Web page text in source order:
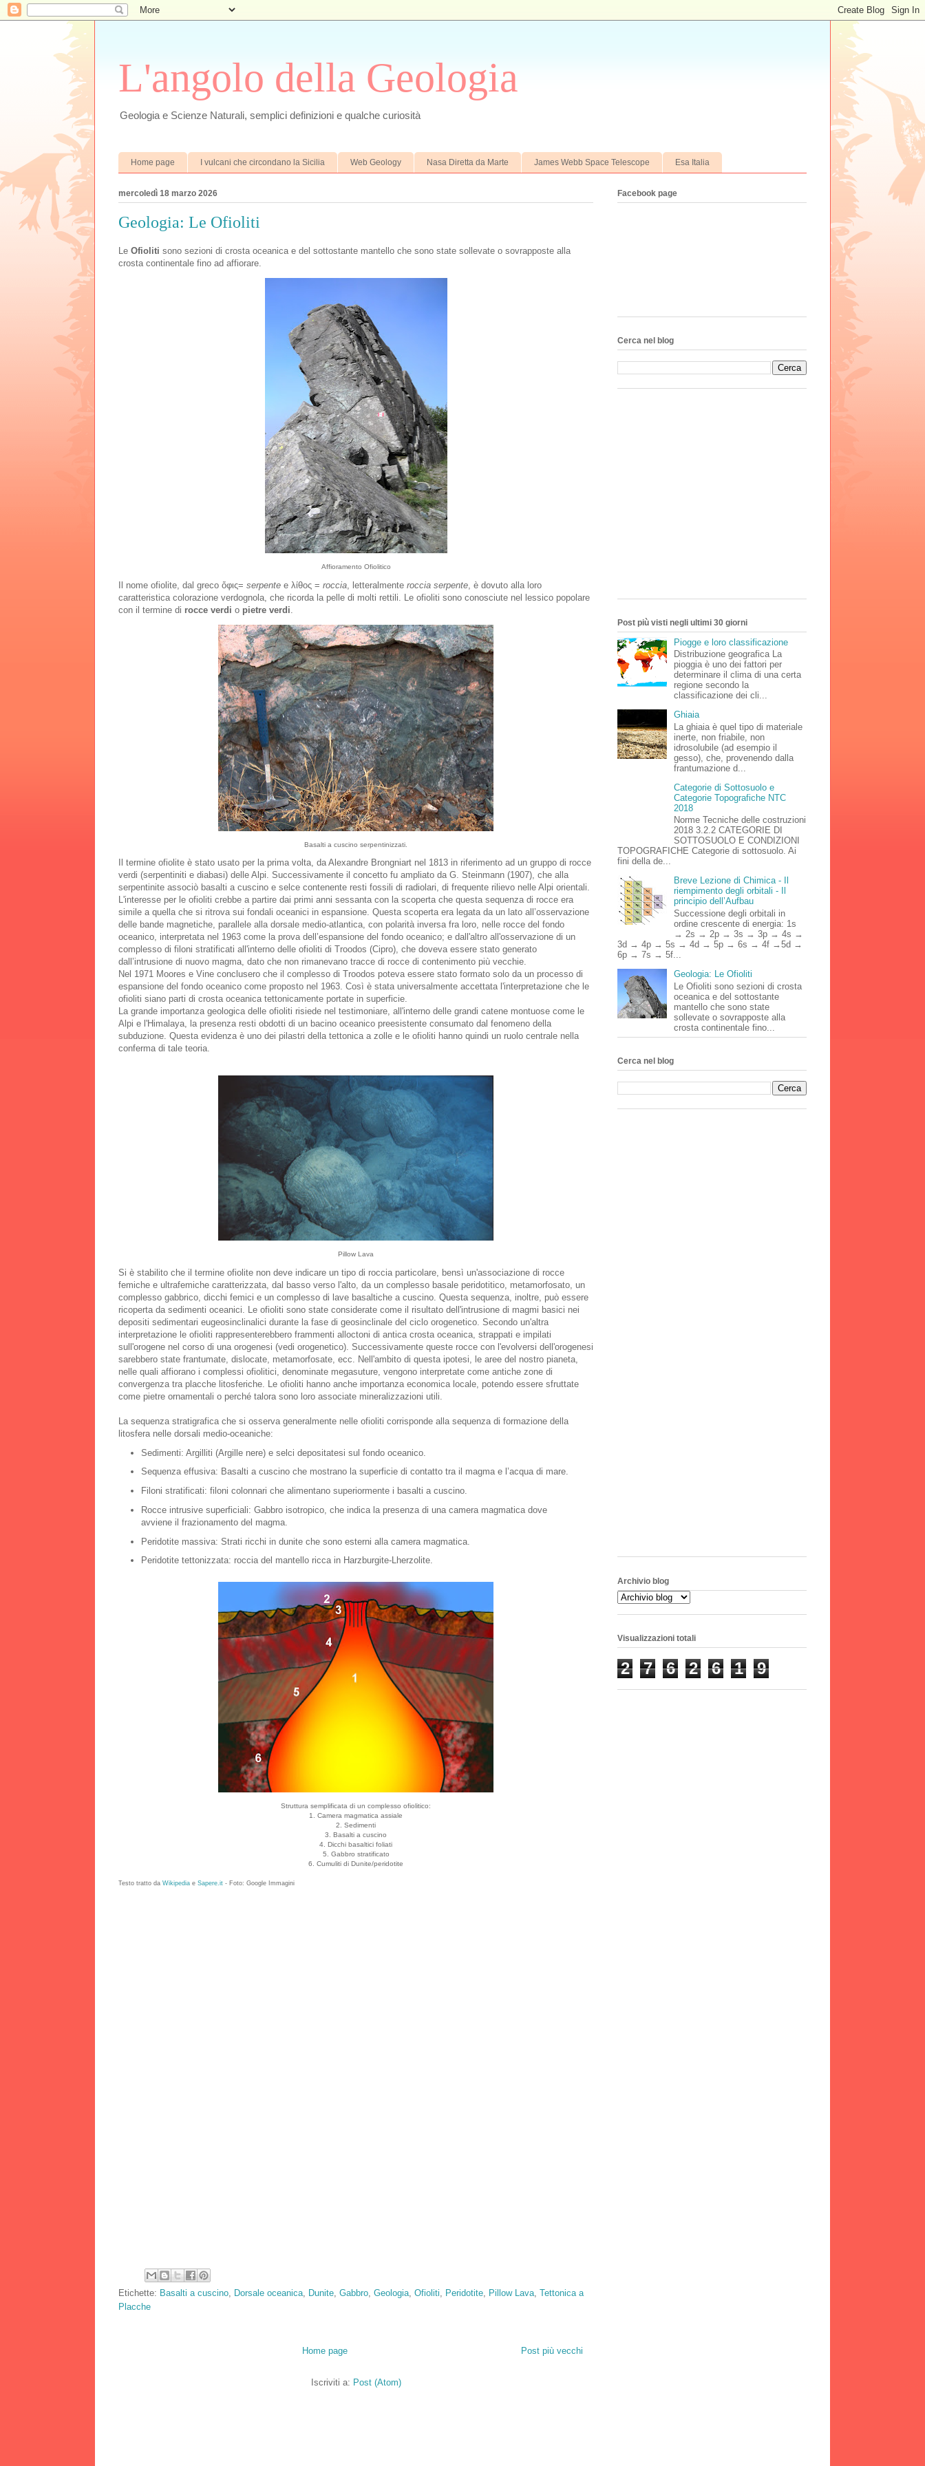
L'angolo della Geologia
Geologia e Scienze Naturali, semplici definizioni e qualche curiosità
Home page I vulcani che circondano la Sicilia Web Geology Nasa Diretta da Marte James Webb Space Telescope Esa Italia
mercoledì 18 marzo 2026
Geologia: Le Ofioliti
Le Ofioliti sono sezioni di crosta oceanica e del sottostante mantello che sono state sollevate o sovrapposte alla
crosta continentale fino ad affiorare.
Affioramento Ofiolitico
Il nome ofiolite, dal greco ὄφις= serpente e λίθος = roccia , letteralmente roccia serpente , è dovuto alla loro
caratteristica colorazione verdognola, che ricorda la pelle di molti rettili. Le ofioliti sono conosciute nel lessico popolare
con il termine di rocce verdi o pietre verdi
Basalti a cuscino serpentinizzati.
Il termine ofiolite è stato usato per la prima volta, da Alexandre Brongniart nel 1813 in riferimento ad un gruppo di rocce
verdi (serpentiniti e diabasi) delle Alpi. Successivamente il concetto fu ampliato da G. Steinmann (1907), che alla
serpentinite associò basalti a cuscino e selce contenente resti fossili di radiolari, di frequente rilievo nelle Alpi orientali.
L'interesse per le ofioliti crebbe a partire dai primi anni sessanta con la scoperta che questa sequenza di rocce era
simile a quella che si ritrova sui fondali oceanici in espansione. Questa scoperta era legata da un lato all’osservazione
delle bande magnetiche, parallele alla dorsale medio-atlantica, con polarità inversa fra loro, nelle rocce del fondo
oceanico, interpretata nel 1963 come la prova dell’espansione del fondo oceanico; e dall'altro all'osservazione di un
complesso di filoni stratificati all'interno delle ofioliti di Troodos (Cipro), che doveva essere stato generato
dall’intrusione di nuovo magma, dato che non rimanevano tracce di rocce di contenimento più vecchie.
Nel 1971 Moores e Vine conclusero che il complesso di Troodos poteva essere stato formato solo da un processo di
espansione del fondo oceanico come proposto nel 1963. Così è stata universalmente accettata l'interpretazione che le
ofioliti siano parti di crosta oceanica tettonicamente portate in superficie.
La grande importanza geologica delle ofioliti risiede nel testimoniare, all'interno delle grandi catene montuose come le
Alpi e l'Himalaya, la presenza resti obdotti di un bacino oceanico preesistente consumato dal fenomeno della
subduzione. Questa evidenza è uno dei pilastri della tettonica a zolle e le ofioliti hanno quindi un ruolo centrale nella
conferma di tale teoria.
Pillow Lava
Si è stabilito che il termine ofiolite non deve indicare un tipo di roccia particolare, bensì un'associazione di rocce
femiche e ultrafemiche caratterizzata, dal basso verso l'alto, da un complesso basale peridotitico, metamorfosato, un
complesso gabbrico, dicchi femici e un complesso di lave basaltiche a cuscino. Questa sequenza, inoltre, può essere
ricoperta da sedimenti oceanici. Le ofioliti sono state considerate come il risultato dell'intrusione di magmi basici nei
depositi sedimentari eugeosinclinalici durante la fase di geosinclinale del ciclo orogenetico. Secondo un'altra
interpretazione le ofioliti rappresenterebbero frammenti alloctoni di antica crosta oceanica, strappati e impilati
sull'orogene nel corso di una orogenesi (vedi orogenetico). Successivamente queste rocce con l'evolversi dell'orogenesi
sarebbero state frantumate, dislocate, metamorfosate, ecc. Nell'ambito di questa ipotesi, le aree del nostro pianeta,
nelle quali affiorano i complessi ofiolitici, denominate megasuture, vengono interpretate come antiche zone di
convergenza tra placche litosferiche. Le ofioliti hanno anche importanza economica locale, potendo essere sfruttate
come pietre ornamentali o perché talora sono loro associate mineralizzazioni utili.
La sequenza stratigrafica che si osserva generalmente nelle ofioliti corrisponde alla sequenza di formazione della
litosfera nelle dorsali medio-oceaniche:
Sedimenti: Argilliti (Argille nere) e selci depositatesi sul fondo oceanico.
Sequenza effusiva: Basalti a cuscino che mostrano la superficie di contatto tra il magma e l’acqua di mare.
Filoni stratificati: filoni colonnari che alimentano superiormente i basalti a cuscino.
Rocce intrusive superficiali: Gabbro isotropico, che indica la presenza di una camera magmatica dove
avviene il frazionamento del magma.
Peridotite massiva: Strati ricchi in dunite che sono esterni alla camera magmatica.
Peridotite tettonizzata: roccia del mantello ricca in Harzburgite-Lherzolite.
Struttura semplificata di un complesso ofiolitico:
1. Camera magmatica assiale
2. Sedimenti
3. Basalti a cuscino
4. Dicchi basaltici foliati
5. Gabbro stratificato
6. Cumuliti di Dunite/peridotite
Testo tratto da Wikipedia e Sapere.it - Foto: Google Immagini
Etichette: Basalti a cuscino Dorsale oceanica Dunite Gabbro Geologia Ofioliti Peridotite Pillow Lava Tettonica a
Placche
Post più vecchi
Home page
Iscriviti a: Post (Atom)
Facebook page
Cerca nel blog
Post più visti negli ultimi 30 giorni
Piogge e loro classificazione
Distribuzione geografica La
pioggia è uno dei fattori per
determinare il clima di una certa
regione secondo la
classificazione dei cli...
Ghiaia
La ghiaia è quel tipo di materiale
inerte, non friabile, non
idrosolubile (ad esempio il
gesso), che, provenendo dalla
frantumazione d...
Categorie di Sottosuolo e
Categorie Topografiche NTC
2018
Norme Tecniche delle costruzioni
2018 3.2.2 CATEGORIE DI
SOTTOSUOLO E CONDIZIONI
TOPOGRAFICHE Categorie di sottosuolo. Ai
fini della de...
Breve Lezione di Chimica - Il
riempimento degli orbitali - Il
principio dell’Aufbau
Successione degli orbitali in
ordine crescente di energia: 1s
→ 2s → 2p → 3s → 3p → 4s →
3d → 4p → 5s → 4d → 5p → 6s → 4f →5d →
6p → 7s → 5f...
Geologia: Le Ofioliti
Le Ofioliti sono sezioni di crosta
oceanica e del sottostante
mantello che sono state
sollevate o sovrapposte alla
crosta continentale fino...
Cerca nel blog
Archivio blog
Visualizzazioni totali
2 7 6 2 6 1 9